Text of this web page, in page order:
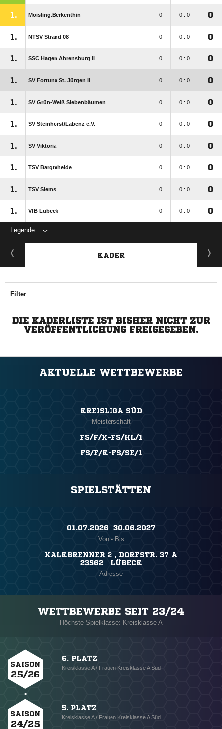
1. Moisling.Berkenthin 0 0 : 0 0
1. NTSV Strand 08 0 0 : 0 0
1. SSC Hagen Ahrensburg II 0 0 : 0 0
1. SV Fortuna St. Jürgen II 0 0 : 0 0
1. SV Grün-Weiß Siebenbäumen 0 0 : 0 0
1. SV Steinhorst/​Labenz e.V. 0 0 : 0 0
1. SV Viktoria 0 0 : 0 0
1. TSV Bargteheide 0 0 : 0 0
1. TSV Siems 0 0 : 0 0
1. VfB Lübeck 0 0 : 0 0
Legende
KADER
Filter
DIE KADERLISTE IST BISHER NICHT ZUR
VERÖFFENTLICHUNG FREIGEGEBEN.
AKTUELLE WETTBEWERBE
KREISLIGA SÜD
Meisterschaft
FS/F/K-FS/HL/1
FS/F/K-FS/SE/1
SPIELSTÄTTEN
01.07.2026 ​ 30.06.2027
Von - Bis
KALKBRENNER 2 , DORFSTR. 37 A
23562 LÜBECK
Adresse
WETTBEWERBE SEIT 23/24
Höchste Spielklasse: Kreisklasse A
SAISON
25/26
6. PLATZ
Kreisklasse A / Frauen Kreisklasse A Süd
SAISON
24/25
5. PLATZ
Kreisklasse A / Frauen Kreisklasse A Süd